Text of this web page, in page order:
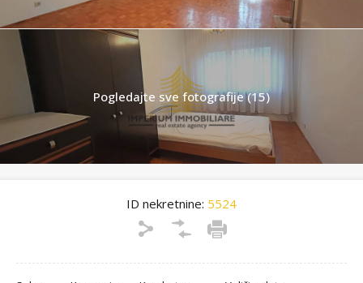
Pogledajte sve fotografije (15)
ID nekretnine: 5524